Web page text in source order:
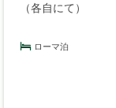
（各自にて）
ローマ泊